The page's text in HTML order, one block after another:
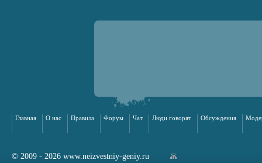
Главная О нас Правила Форум Чат Люди говорят Обсуждения
© 2009 - 2026 www.neizvestniy-geniy.ru
сайта